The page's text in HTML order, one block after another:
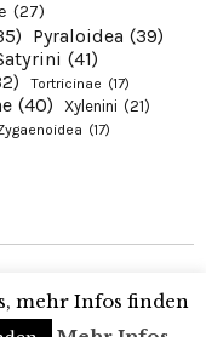
(27)
Pyraloidea (39)
(41)
Tortricinae (17)
(40) Xylenini (21)
(17)
presented by Alexander
mehr Infos finden